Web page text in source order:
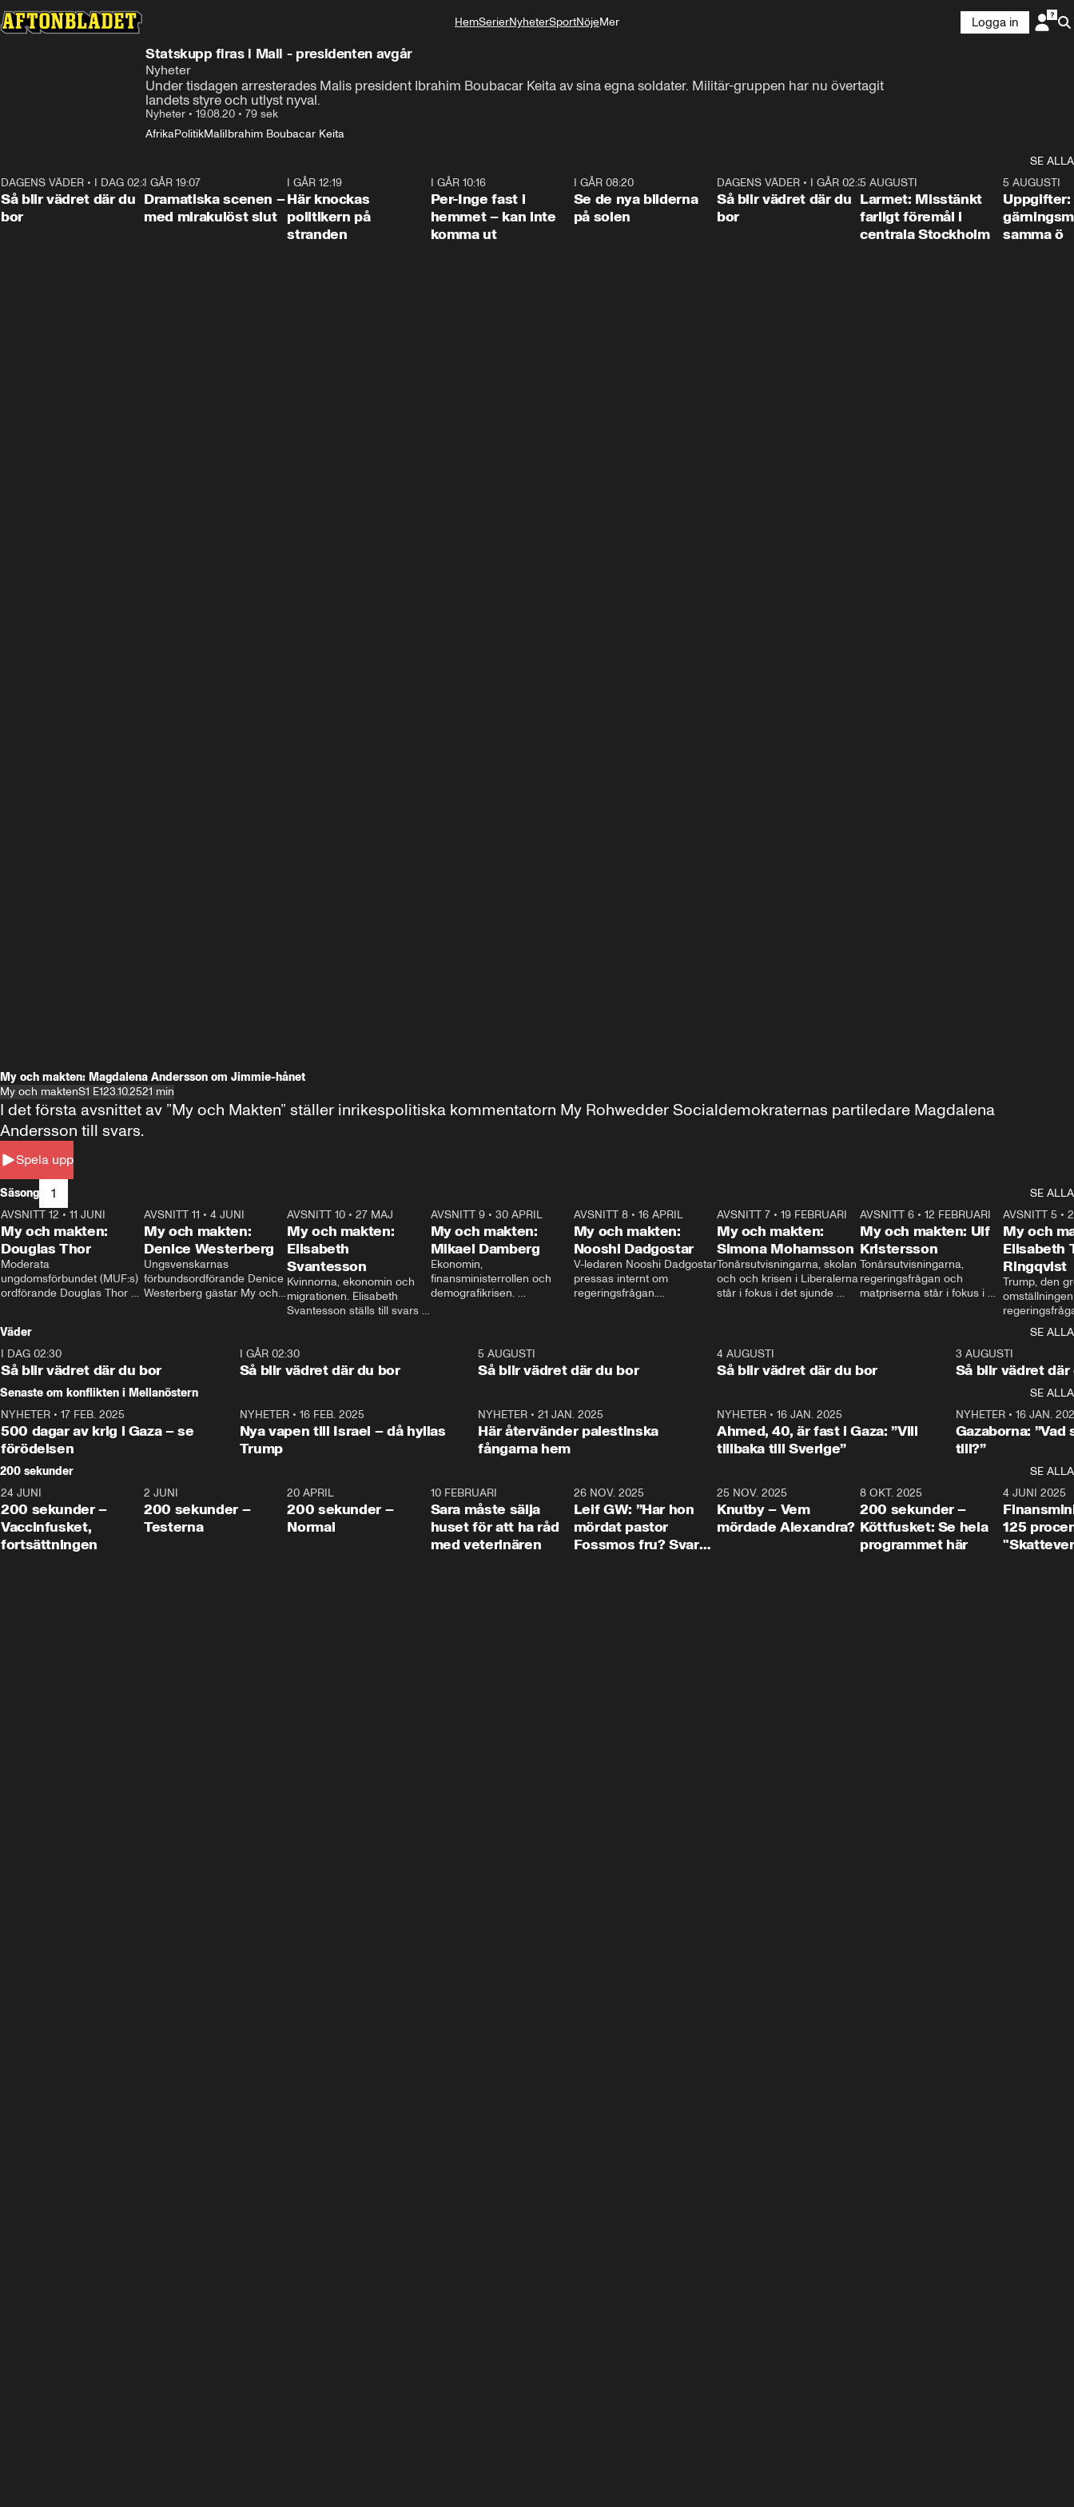
HemSerierNyheterSportNöjeMer
Logga in
Statskupp firas i Mali - presidenten avgår
Nyheter
Under tisdagen arresterades Malis president Ibrahim Boubacar Keita av sina egna soldater. Militär-gruppen har nu övertagit
landets styre och utlyst nyval.
Nyheter • 19.08.20 • 79 sek
AfrikaPolitikMaliIbrahim Boubacar Keita
SE ALLA
1:06
DAGENS VÄDER • I DAG 02:30
Så blir vädret där du
bor
I GÅR 19:07
Dramatiska scenen –
med mirakulöst slut
I GÅR 12:19
Här knockas
politikern på
stranden
I GÅR 10:16
Per-Inge fast i
hemmet – kan inte
komma ut
I GÅR 08:20
Se de nya bilderna
på solen
1:06
DAGENS VÄDER• I GÅR 02:30
Så blir vädret där du
bor
0:35
5 AUGUSTI
Larmet: Misstänkt
farligt föremål i
centrala Stockholm
5 AUGUSTI
Uppgifter:
samma ö
My och makten: Magdalena Andersson om Jimmie-hånet
My och maktenS1 E123.10.2521 min
Spela upp
I det första avsnittet av ”My och Makten” ställer inrikespolitiska kommentatorn My Rohwedder Socialdemokraternas partiledare Magdalena
Andersson till svars.
Säsong 1
SE ALLA
26:27
AVSNITT 12 • 11 JUNI
My och makten:
Douglas Thor
Moderata
ungdomsförbundet (MUF:s)
ordförande Douglas Thor
tonårsutvisningarna och hur
Moderaterna ska locka
väljare till valet i höst.
23:40
AVSNITT 11 •4 JUNI
My och makten:
Denice Westerberg
Ungsvenskarnas
förbundsordförande Denice
Westerberg gästar My och
AVSNITT 10 •27 MAJ
My och makten:
Elisabeth
Svantesson
Kvinnorna, ekonomin och
migrationen. Elisabeth
Svantesson ställs till svars
AVSNITT 9• 30 APRIL
My och makten:
Mikael Damberg
Ekonomin,
finansministerrollen och
demografikrisen.
och Makten.
AVSNITT 8• 16 APRIL
My och makten:
Nooshi Dadgostar
V-ledaren Nooshi Dadgostar
pressas internt om
regeringsfrågan.
– Vi ställer upp i val. Ska vi
vara med så sitter vi förstås
24:30
AVSNITT 7• 19 FEBRUARI
My och makten:
Simona Mohamsson
Tonårsutvisningarna, skolan
och och krisen i Liberalerna
står i fokus i det sjunde
kommentator My
Rohwedder ställer
utbildnings- och
Mohamsson till svars.
27:30
AVSNITT 6 •12 FEBRUARI
My och makten: Ulf
Kristersson
Tonårsutvisningarna,
regeringsfrågan och
matpriserna står i fokus i
Rohwedder ställer
statsminister Ulf Kristersson
AVSNITT 5 •
My och
Elisabeth
Ringqvist
Trump, den
centrum i
avsnittet av
Makten”. Se
Aftonbladets
Rohwedder
Thand Ring
Väder
SE ALLA
I DAG 02:30
Så blir vädret där du bor
1:06
I GÅR 02:30
Så blir vädret där du bor
5 AUGUSTI
Så blir vädret där du bor
4 AUGUSTI
Så blir vädret där du bor
3 AUGUSTI
Så blir vädret där
Senaste om konflikten i Mellanöstern
SE ALLA
NYHETER • 17 FEB. 2025
500 dagar av krig i Gaza – se
förödelsen
NYHETER• 16 FEB. 2025
Nya vapen till Israel – då hyllas
Trump
NYHETER •21 JAN. 2025
Här återvänder palestinska
fångarna hem
NYHETER• 16 JAN. 2025
Ahmed, 40, är fast i Gaza: ”Vill
tillbaka till Sverige”
NYHETER• 16 JAN.
Gazaborna:
till?”
200 sekunder
SE ALLA
5:00
24 JUNI
200 sekunder –
Vaccinfusket,
fortsättningen
4:23
2 JUNI
200 sekunder –
Testerna
20 APRIL
200 sekunder –
Normal
10 FEBRUARI
Sara måste sälja
huset för att ha råd
med veterinären
26 NOV. 2025
Leif GW: ”Har hon
mördat pastor
Fossmos fru? Svar
31:05
25 NOV. 2025
Knutby – Vem
mördade Alexandra?
4:29
8 OKT. 2025
200 sekunder –
Köttfusket: Se hela
programmet här
4 JUNI 2025
125